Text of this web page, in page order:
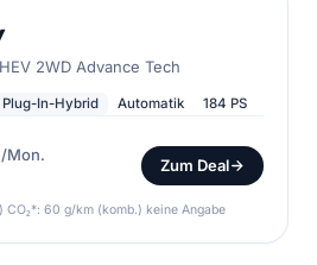
2WD Advance Tech
Plug-In-Hybrid Automatik 184 PS
/Mon.
Zum Deal
CO₂*: 60 g/km (komb.) keine Angabe